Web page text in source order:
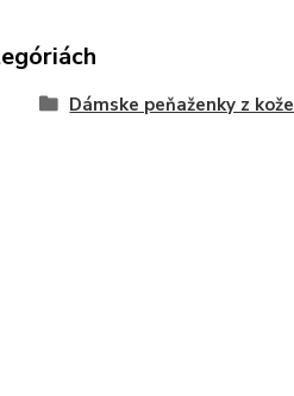
Dámske peňaženky z kože